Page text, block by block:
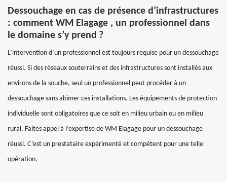
Dessouchage en cas de présence d’infrastructures
: comment WM Elagage , un professionnel dans
le domaine s’y prend ?
L’intervention d’un professionnel est toujours requise pour un dessouchage
réussi. Si des réseaux souterrains et des infrastructures sont installés aux
environs de la souche, seul un professionnel peut procéder à un
dessouchage sans abimer ces installations. Les équipements de protection
individuelle sont obligatoires que ce soit en milieu urbain ou en milieu
rural. Faites appel à l’expertise de WM Elagage pour un dessouchage
réussi. C’est un prestataire expérimenté et compétent pour une telle
opération.